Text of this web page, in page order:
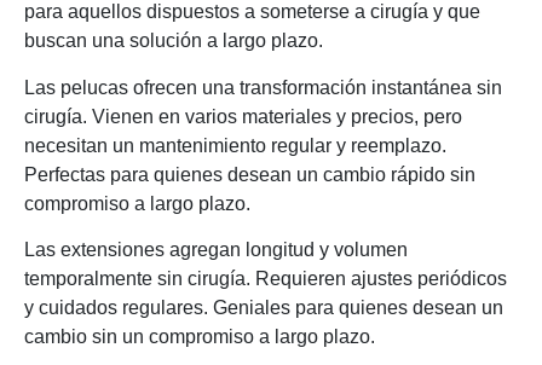
para aquellos dispuestos a someterse a cirugía y que
buscan una solución a largo plazo.
Las pelucas ofrecen una transformación instantánea sin
cirugía. Vienen en varios materiales y precios, pero
necesitan un mantenimiento regular y reemplazo.
Perfectas para quienes desean un cambio rápido sin
compromiso a largo plazo.
Las extensiones agregan longitud y volumen
temporalmente sin cirugía. Requieren ajustes periódicos
y cuidados regulares. Geniales para quienes desean un
cambio sin un compromiso a largo plazo.